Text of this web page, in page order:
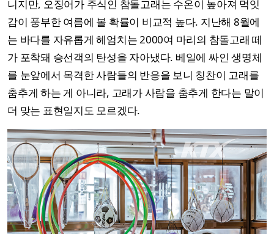
니지만, 오징어가 주식인 참돌고래는 수온이 높아져 먹잇
감이 풍부한 여름에 볼 확률이 비교적 높다. 지난해 8월에
는 바다를 자유롭게 헤엄치는 2000여 마리의 참돌고래 떼
가 포착돼 승선객의 탄성을 자아냈다. 베일에 싸인 생명체
를 눈앞에서 목격한 사람들의 반응을 보니 칭찬이 고래를
춤추게 하는 게 아니라, 고래가 사람을 춤추게 한다는 말이
더 맞는 표현일지도 모르겠다.